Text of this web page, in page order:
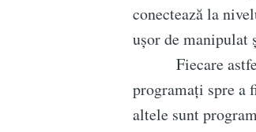
conectează la
ușor de manipulat
Fiecare astfel
programați spre a
altele sunt